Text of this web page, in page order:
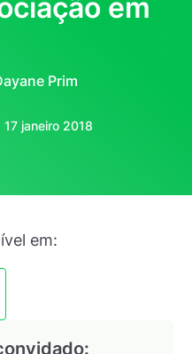
em
Prim
17 janeiro 2018
em: